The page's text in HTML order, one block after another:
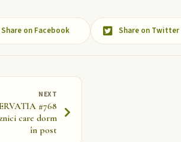
Share on Facebook Share on Twitter
NEXT
#768
care dorm
în post